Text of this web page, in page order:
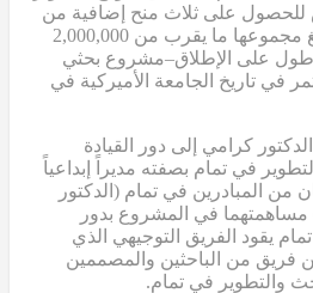
للحصول على ثلاث منح إضافية من
بلغ مجموعها ما يقرب من 2,000,000
على الإطلاق–مشروع بحثي
تاريخ الجامعة الأميركية في
2015، انتقل الدكتور كرامي إلى دور القيادة
في تمام بصفته مديراً إبداعياً
من المبادرين في تمام (الدكتور
مساهمتهما في المشروع بدور
تمام يقود الفريق التوجيهي الذي
فريق من الباحثين والمصممين
والتطوير في تمام.